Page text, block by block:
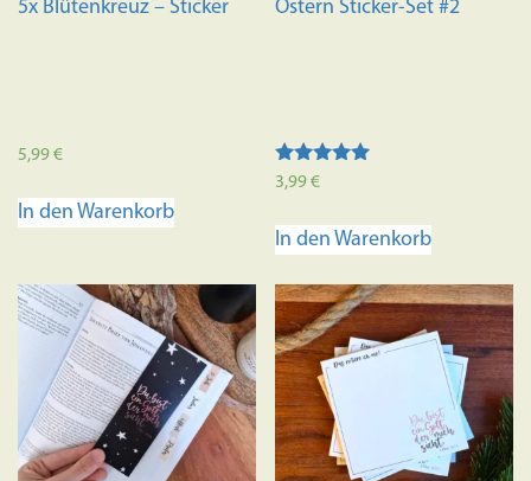
5x Blütenkreuz – Sticker
5,99€
In den Warenkorb
Ostern Sticker-Set #2
Bewertet mit
5.00
3,99€
In den Warenkorb